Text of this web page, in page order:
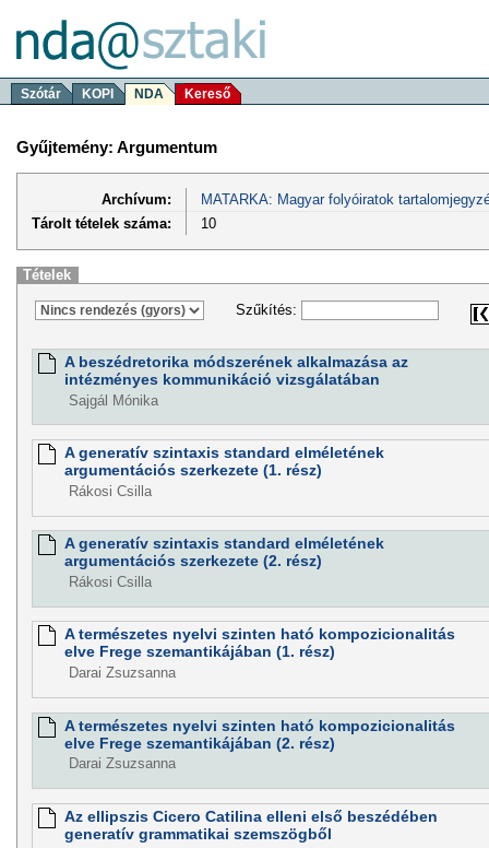
Szótár KOPI NDA Kereső
Gyűjtemény: Argumentum
Archívum:
MATARKA: Magyar folyóiratok
Tárolt tételek száma:
10
Tételek
Szűkítés:
A beszédretorika módszerének alkalmazása az
intézményes kommunikáció vizsgálatában
Sajgál Mónika
A generatív szintaxis standard elméletének
argumentációs szerkezete (1. rész)
Rákosi Csilla
A generatív szintaxis standard elméletének
argumentációs szerkezete (2. rész)
Rákosi Csilla
A természetes nyelvi szinten ható kompozicionalitás
elve Frege szemantikájában (1. rész)
Darai Zsuzsanna
A természetes nyelvi szinten ható kompozicionalitás
elve Frege szemantikájában (2. rész)
Darai Zsuzsanna
Az ellipszis Cicero Catilina elleni első beszédében
generatív grammatikai szemszögből